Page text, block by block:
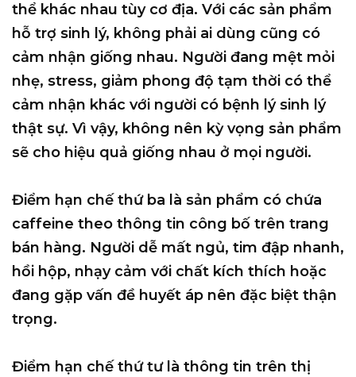
thể khác nhau tùy cơ địa. Với các sản phẩm
hỗ trợ sinh lý, không phải ai dùng cũng có
cảm nhận giống nhau. Người đang mệt mỏi
nhẹ, stress, giảm phong độ tạm thời có thể
cảm nhận khác với người có bệnh lý sinh lý
thật sự. Vì vậy, không nên kỳ vọng sản phẩm
sẽ cho hiệu quả giống nhau ở mọi người.
Điểm hạn chế thứ ba là sản phẩm có chứa
caffeine theo thông tin công bố trên trang
bán hàng. Người dễ mất ngủ, tim đập nhanh,
hồi hộp, nhạy cảm với chất kích thích hoặc
đang gặp vấn đề huyết áp nên đặc biệt thận
trọng.
Điểm hạn chế thứ tư là thông tin trên thị